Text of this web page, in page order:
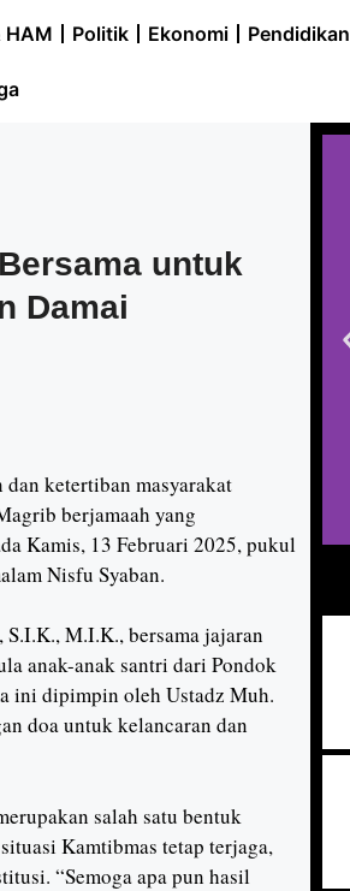
HAM Politik Ekonomi Pendidikan
untuk
Damai
ketertiban masyarakat
berjamaah yang
Kamis, 13 Februari 2025, pukul
Nisfu Syaban.
M.I.K., bersama jajaran
anak-anak santri dari Pondok
ini dipimpin oleh Ustadz Muh.
doa untuk kelancaran dan
salah satu bentuk
Kamtibmas tetap terjaga,
“Semoga apa pun hasil